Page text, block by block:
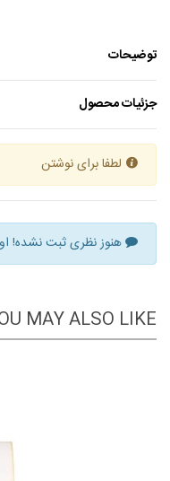
توضیحات
جزئیات محصول
لطفا برای نوشتن
هنوز نظری ثبت نشده!
MAY ALSO LIKE